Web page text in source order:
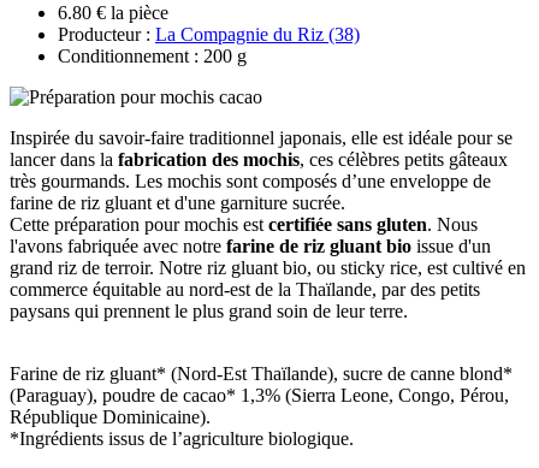
6.80 € la pièce
Producteur : La Compagnie du Riz (38)
Conditionnement : 200 g
Inspirée du savoir-faire traditionnel japonais, elle est idéale pour se
lancer dans la fabrication des mochis, ces célèbres petits gâteaux
très gourmands. Les mochis sont composés d’une enveloppe de
farine de riz gluant et d'une garniture sucrée.
Cette préparation pour mochis est certifiée sans gluten. Nous
l'avons fabriquée avec notre farine de riz gluant bio issue d'un
grand riz de terroir. Notre riz gluant bio, ou sticky rice, est cultivé en
commerce équitable au nord-est de la Thaïlande, par des petits
paysans qui prennent le plus grand soin de leur terre.
Farine de riz gluant* (Nord-Est Thaïlande), sucre de canne blond*
(Paraguay), poudre de cacao* 1,3% (Sierra Leone, Congo, Pérou,
République Dominicaine).
*Ingrédients issus de l’agriculture biologique.